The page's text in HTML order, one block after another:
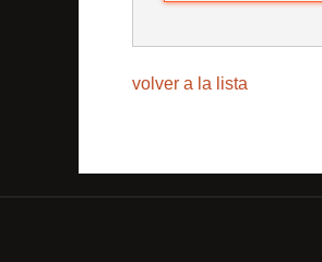
volver a la lista